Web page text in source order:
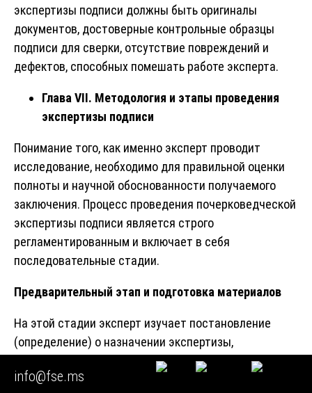
экспертизы подписи должны быть оригиналы
документов, достоверные контрольные образцы
подписи для сверки, отсутствие повреждений и
дефектов, способных помешать работе эксперта.
Глава VII. Методология и этапы проведения
экспертизы подписи
Понимание того, как именно эксперт проводит
исследование, необходимо для правильной оценки
полноты и научной обоснованности получаемого
заключения. Процесс проведения почерковедческой
экспертизы подписи является строго
регламентированным и включает в себя
последовательные стадии.
Предварительный этап и подготовка материалов
На этой стадии эксперт изучает постановление
(определение) о назначении экспертизы,
формулирует круг вопросов, подлежащих
разрешению, и проводит тщательную оценку
info@fse.ms